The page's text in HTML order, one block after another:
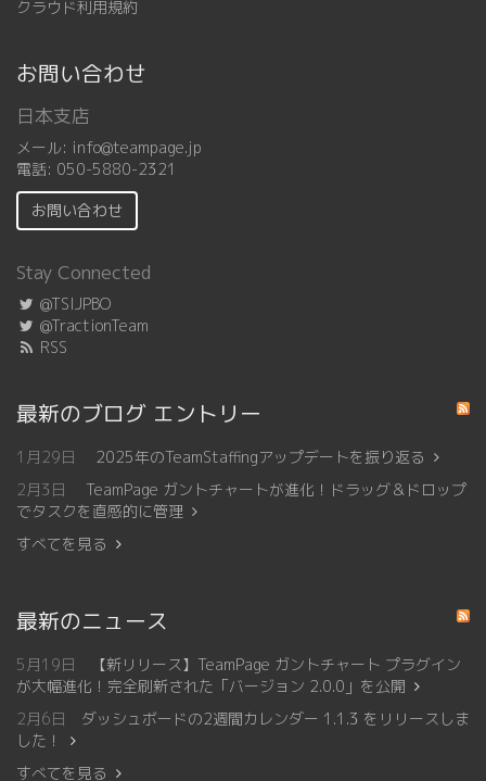
クラウド利用規約
お問い合わせ
日本支店
メール: info@teampage.jp
電話: 050-5880-2321
お問い合わせ
Stay Connected
@TSIJPBO
@TractionTeam
RSS
最新のブログ エントリー
1月29日
2025年のTeamStaffingアップデートを振り返る
2月3日
TeamPage ガントチャートが進化！ドラッグ＆ドロップ
でタスクを直感的に管理
すべてを見る
最新のニュース
5月19日
【新リリース】TeamPage ガントチャート プラグイン
が大幅進化！完全刷新された「バージョン 2.0.0」を公開
2月6日
ダッシュボードの2週間カレンダー 1.1.3 をリリースしま
した！
すべてを見る